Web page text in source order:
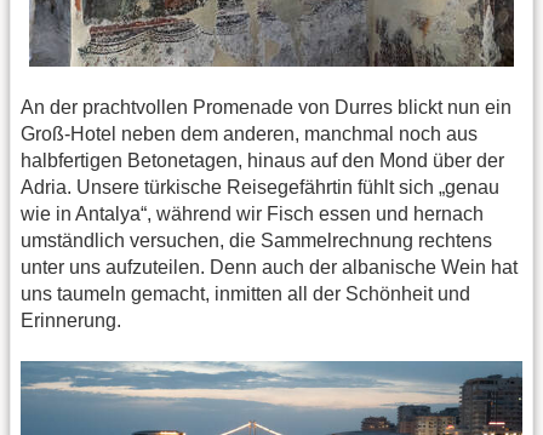
An der prachtvollen Promenade von Durres blickt nun ein
Groß-Hotel neben dem anderen, manchmal noch aus
halbfertigen Betonetagen, hinaus auf den Mond über der
Adria. Unsere türkische Reisegefährtin fühlt sich „genau
wie in Antalya“, während wir Fisch essen und hernach
umständlich versuchen, die Sammelrechnung rechtens
unter uns aufzuteilen. Denn auch der albanische Wein hat
uns taumeln gemacht, inmitten all der Schönheit und
Erinnerung.